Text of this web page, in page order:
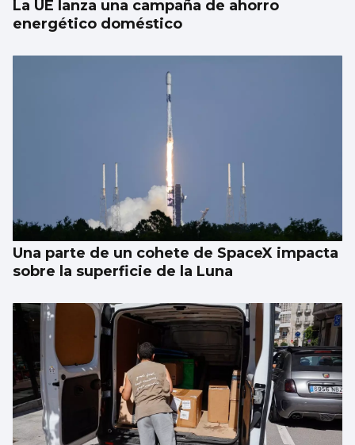
La UE lanza una campaña de ahorro
energético doméstico
Una parte de un cohete de SpaceX impacta
sobre la superficie de la Luna